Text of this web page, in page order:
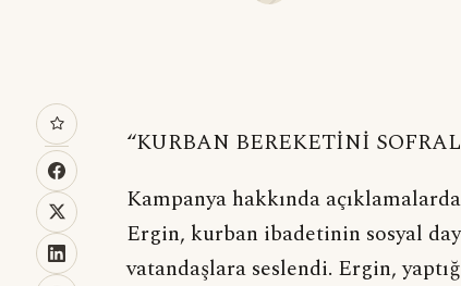
“KURBAN BEREKETİNİ
Kampanya hakkında
Ergin, kurban ibadetinin sosyal
vatandaşlara seslendi. Ergin,